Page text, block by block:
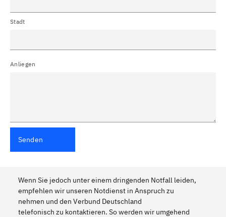
Stadt
Anliegen
Senden
Wenn Sie jedoch unter einem dringenden Notfall leiden,
empfehlen wir unseren Notdienst in Anspruch zu
nehmen und den Verbund Deutschland
telefonisch zu kontaktieren. So werden wir umgehend